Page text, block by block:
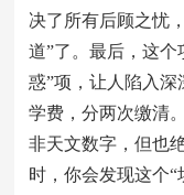
决了所有后顾之忧
道”了。最后，这
惑”项，让人陷入深
学费，分两次缴清
非天文数字，但也
时，你会发现这个